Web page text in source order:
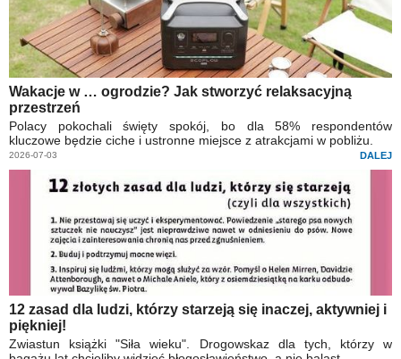
Wakacje w … ogrodzie? Jak stworzyć relaksacyjną
przestrzeń
Polacy pokochali święty spokój, bo dla 58% respondentów
kluczowe będzie ciche i ustronne miejsce z atrakcjami w pobliżu.
2026-07-03 DALEJ
12 zasad dla ludzi, którzy starzeją się inaczej, aktywniej i
piękniej!
Zwiastun książki "Siła wieku". Drogowskaz dla tych, którzy w